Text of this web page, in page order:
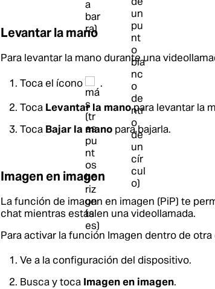
Levantar la mano
Para levantar la mano durante una
Toca el ícono
.
Toca Levantar la manopara levantar la
Toca Bajar la mano para bajarla.
Imagen en imagen
La función de imagen en imagen (PiP) te
chat mientras estás en una videollamada.
Para activar la función Imagen dentro de
Ve a la configuración del dispositivo.
Busca y toca Imagen en imagen.